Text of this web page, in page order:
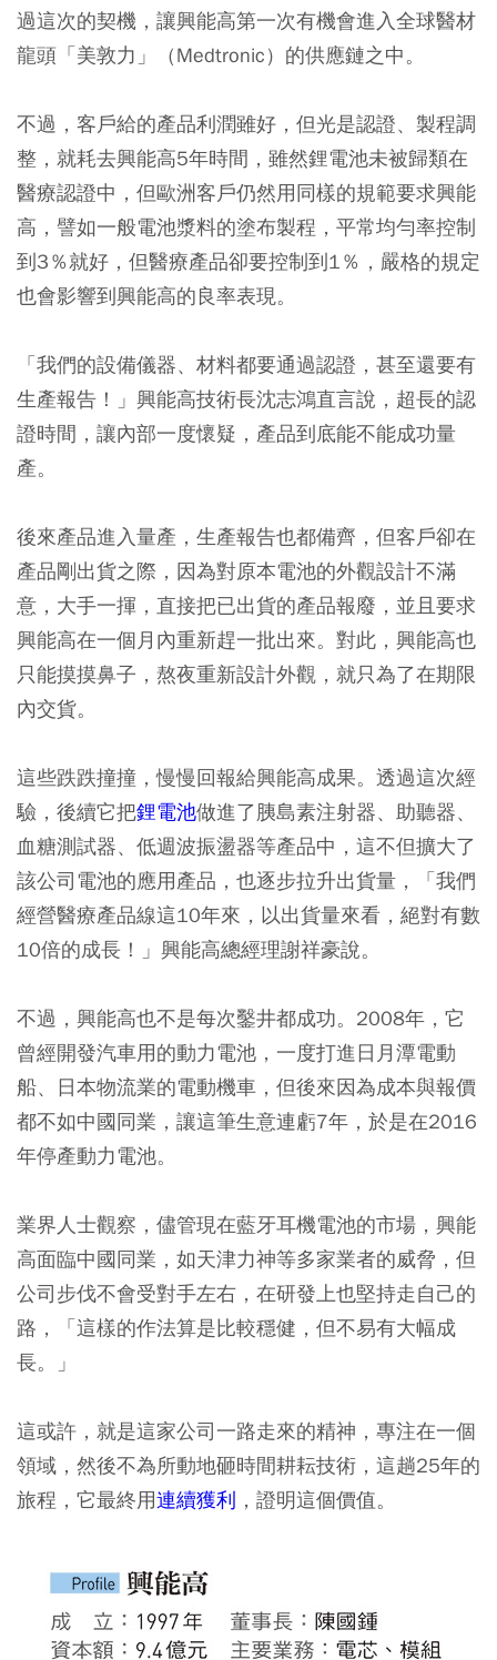
過這次的契機，讓興能高第一次有機會進入全球醫材
龍頭「美敦力」（Medtronic）的供應鏈之中。
不過，客戶給的產品利潤雖好，但光是認證、製程調
整，就耗去興能高5年時間，雖然鋰電池未被歸類在
醫療認證中，但歐洲客戶仍然用同樣的規範要求興能
高，譬如一般電池漿料的塗布製程，平常均勻率控制
到3％就好，但醫療產品卻要控制到1％，嚴格的規定
也會影響到興能高的良率表現。
「我們的設備儀器、材料都要通過認證，甚至還要有
生產報告！」興能高技術長沈志鴻直言說，超長的認
證時間，讓內部一度懷疑，產品到底能不能成功量
產。
後來產品進入量產，生產報告也都備齊，但客戶卻在
產品剛出貨之際，因為對原本電池的外觀設計不滿
意，大手一揮，直接把已出貨的產品報廢，並且要求
興能高在一個月內重新趕一批出來。對此，興能高也
只能摸摸鼻子，熬夜重新設計外觀，就只為了在期限
內交貨。
這些跌跌撞撞，慢慢回報給興能高成果。透過這次經
驗，後續它把鋰電池做進了胰島素注射器、助聽器、
血糖測試器、低週波振盪器等產品中，這不但擴大了
該公司電池的應用產品，也逐步拉升出貨量，「我們
經營醫療產品線這10年來，以出貨量來看，絕對有數
10倍的成長！」興能高總經理謝祥豪說。
不過，興能高也不是每次鑿井都成功。2008年，它
曾經開發汽車用的動力電池，一度打進日月潭電動
船、日本物流業的電動機車，但後來因為成本與報價
都不如中國同業，讓這筆生意連虧7年，於是在2016
年停產動力電池。
業界人士觀察，儘管現在藍牙耳機電池的市場，興能
高面臨中國同業，如天津力神等多家業者的威脅，但
公司步伐不會受對手左右，在研發上也堅持走自己的
路，「這樣的作法算是比較穩健，但不易有大幅成
長。」
這或許，就是這家公司一路走來的精神，專注在一個
領域，然後不為所動地砸時間耕耘技術，這趟25年的
旅程，它最終用連續獲利 ，證明這個價值。